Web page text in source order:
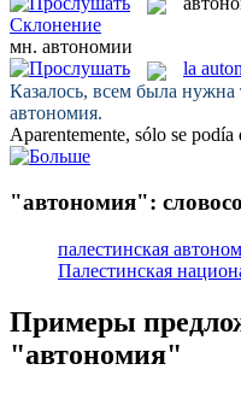
Склонение
мн. автономии
la
Казалось, всем была нужна
автономия.
Aparentemente, sólo se podía
"автономия":
палестинская
Палестинская
Примеры
"автономия"